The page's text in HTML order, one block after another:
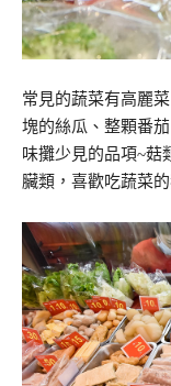
常見的蔬菜有高麗
塊的絲瓜、整顆番
味攤少見的品項~菇
臟類，喜歡吃蔬菜